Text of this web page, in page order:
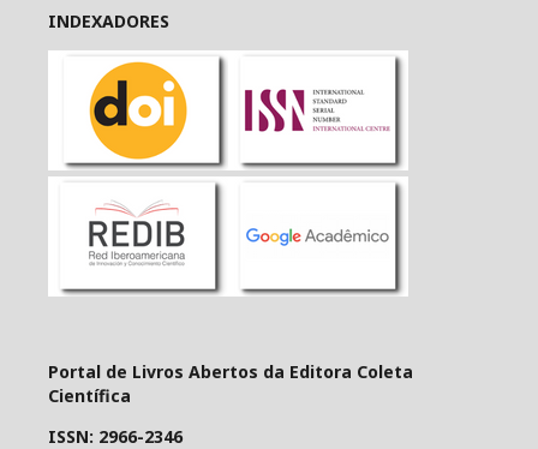
INDEXADORES
Portal de Livros Abertos da Editora Coleta
Científica
ISSN: 2966-2346